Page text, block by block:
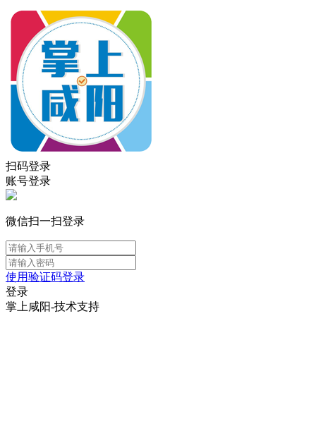
扫码登录
账号登录
微信扫一扫登录
使用验证码登录
登录
掌上咸阳-技术支持